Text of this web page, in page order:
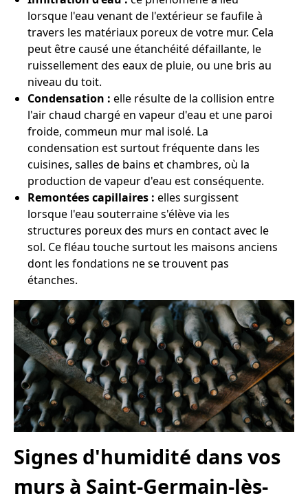
lorsque l'eau venant de l'extérieur se faufile à
travers les matériaux poreux de votre mur. Cela
peut être causé une étanchéité défaillante, le
ruissellement des eaux de pluie, ou une bris au
niveau du toit.
Condensation : elle résulte de la collision entre
l'air chaud chargé en vapeur d'eau et une paroi
froide, commeun mur mal isolé. La
condensation est surtout fréquente dans les
cuisines, salles de bains et chambres, où la
production de vapeur d'eau est conséquente.
Remontées capillaires : elles surgissent
lorsque l'eau souterraine s'élève via les
structures poreux des murs en contact avec le
sol. Ce fléau touche surtout les maisons anciens
dont les fondations ne se trouvent pas
étanches.
Signes d'humidité dans vos
murs à Saint-Germain-lès-